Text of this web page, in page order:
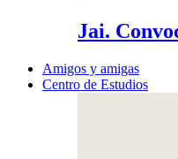
Jai.
Amigos y amigas
Centro de Estudios